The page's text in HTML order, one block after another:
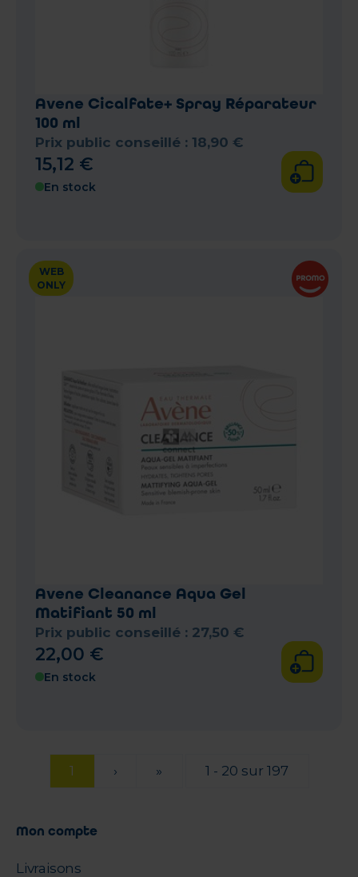
Avene Cicalfate+ Spray Réparateur
100 ml
Prix public conseillé : 18,90 €
15,12 €
En stock
WEB
ONLY
Avene Cleanance Aqua Gel
Matifiant 50 ml
Prix public conseillé : 27,50 €
22,00 €
En stock
1 › » 1 - 20 sur 197
Mon compte
Livraisons